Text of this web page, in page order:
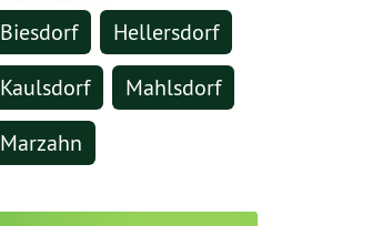
Biesdorf
Hellersdorf
Kaulsdorf
Mahlsdorf
Marzahn